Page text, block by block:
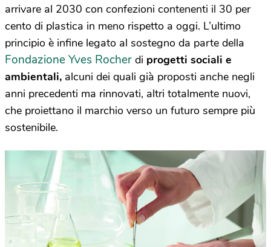
arrivare al 2030 con confezioni contenenti il 30 per
cento di plastica in meno rispetto a oggi. L’ultimo
principio è infine legato al sostegno da parte della
Fondazione Yves Rocher di progetti sociali e
ambientali, alcuni dei quali già proposti anche negli
anni precedenti ma rinnovati, altri totalmente nuovi,
che proiettano il marchio verso un futuro sempre più
sostenibile.